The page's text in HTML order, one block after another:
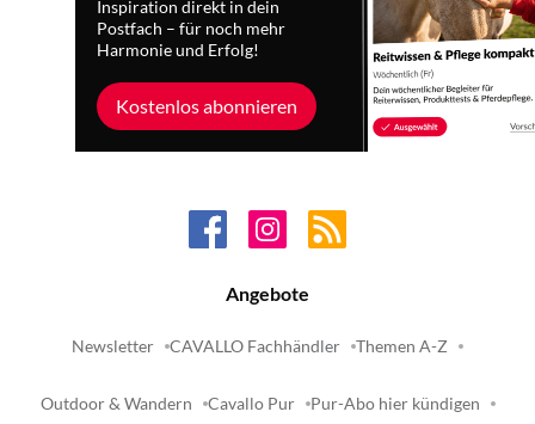
Inspiration direkt in dein
Postfach – für noch mehr
Harmonie und Erfolg!
Kostenlos abonnieren
Angebote
Newsletter CAVALLO Fachhändler Themen A-Z
Outdoor & Wandern Cavallo Pur Pur-Abo hier kündigen